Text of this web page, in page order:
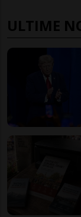
ULTIME